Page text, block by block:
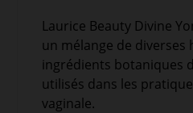
Laurice Beauty Divine
un mélange de diverses
ingrédients botaniques
utilisés dans les
vaginale.